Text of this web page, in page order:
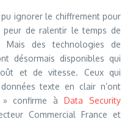
ignorer le chiffrement pour
de ralentir le temps de
des technologies de
désormais disponibles qui
et de vitesse. Ceux qui
texte en clair n’ont
» confirme àData Security
Commercial France et